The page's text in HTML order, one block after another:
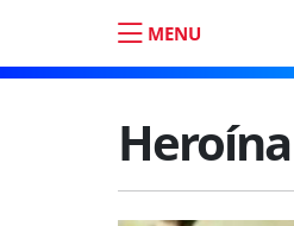
MENU